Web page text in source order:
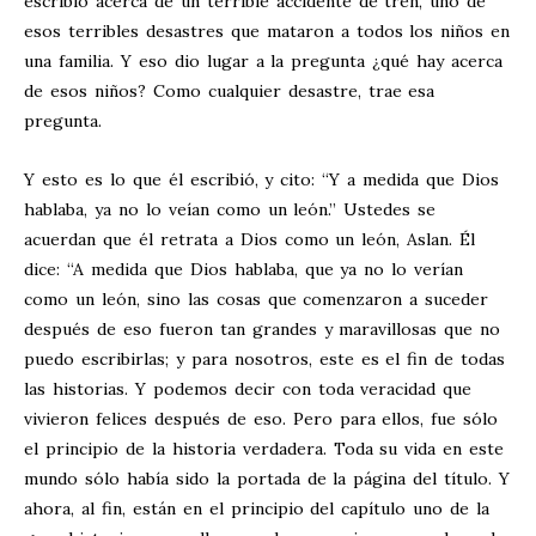
esos terribles desastres que mataron a todos los niños en
una familia. Y eso dio lugar a la pregunta ¿qué hay acerca
de esos niños? Como cualquier desastre, trae esa
pregunta.
Y esto es lo que él escribió, y cito: “Y a medida que Dios
hablaba, ya no lo veían como un león.” Ustedes se
acuerdan que él retrata a Dios como un león, Aslan. Él
dice: “A medida que Dios hablaba, que ya no lo verían
como un león, sino las cosas que comenzaron a suceder
después de eso fueron tan grandes y maravillosas que no
puedo escribirlas; y para nosotros, este es el fin de todas
las historias. Y podemos decir con toda veracidad que
vivieron felices después de eso. Pero para ellos, fue sólo
el principio de la historia verdadera. Toda su vida en este
mundo sólo había sido la portada de la página del título. Y
ahora, al fin, están en el principio del capítulo uno de la